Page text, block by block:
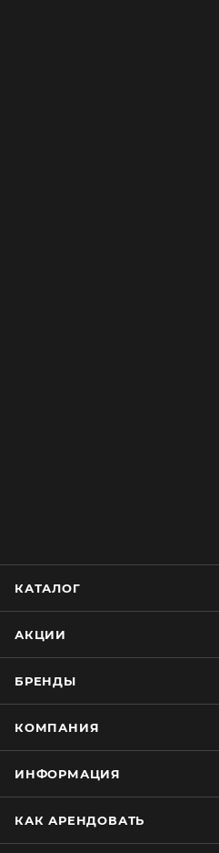
КАТАЛОГ
АКЦИИ
БРЕНДЫ
КОМПАНИЯ
ИНФОРМАЦИЯ
КАК АРЕНДОВАТЬ